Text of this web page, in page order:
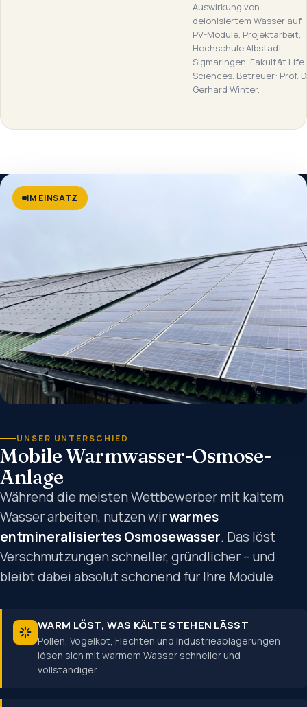
Auswirkung von
deionisiertem Wasser auf
PV-Module. Projektarbeit,
Hochschule Albstadt-
Sigmaringen, Fakultät Life
Sciences. Betreuer: Prof.
Gerhard Winter.
IM EINSATZ
UNSER UNTERSCHIED
Mobile Warmwasser-Osmose-
Anlage
Während die meisten Wettbewerber mit kaltem
Wasser arbeiten, nutzen wirwarmes
entmineralisiertes Osmosewasser. Das löst
Verschmutzungen schneller, gründlicher – und
bleibt dabei absolut schonend für Ihre Module.
WARM LÖST, WAS KÄLTE STEHEN LÄSST
Pollen, Vogelkot, Flechten und Industrieablagerungen
lösen sich mit warmem Wasser schneller und
vollständiger.